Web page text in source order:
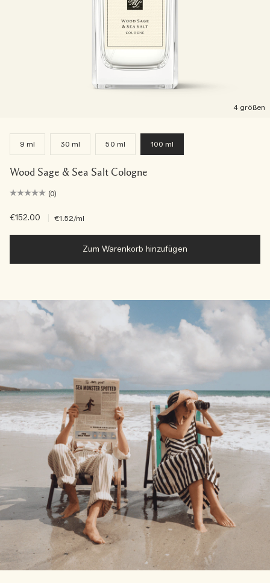
4 größen
9 ml 30 ml 50 ml 100 ml
Wood Sage & Sea Salt Cologne
(0)
€152.00 €1.52/ml
Zum Warenkorb hinzufügen